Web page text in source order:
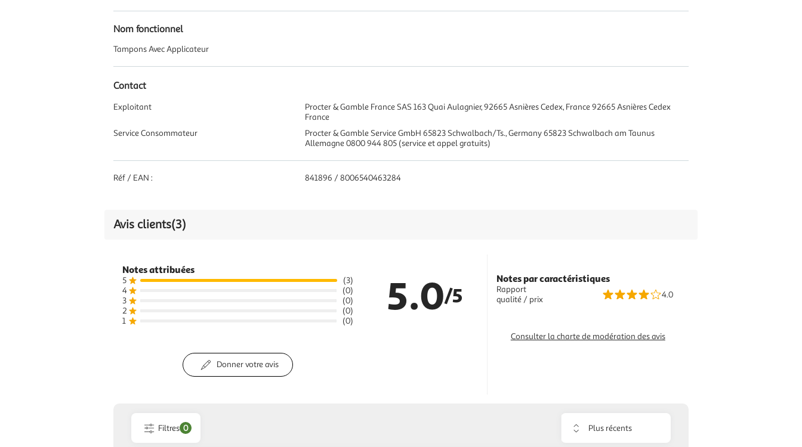
Nom fonctionnel
Tampons Avec Applicateur
Contact
Exploitant
Procter & Gamble France SAS 163 Quai Aulagnier, 92665 Asnières Cedex, France 92665 Asnières Cedex
France
Service Consommateur
Procter & Gamble Service GmbH 65823 Schwalbach/Ts., Germany 65823 Schwalbach am Taunus
Allemagne 0800 944 805 (service et appel gratuits)
Réf / EAN : 841896 / 8006540463284
Avis clients(3)
Notes attribuées
5
(3)
4
(0)
3
(0)
2
(0)
1
(0)
5.0/5
Donner votre avis
Notes par caractéristiques
Rapport
qualité / prix
4.0
Consulter la charte de modération des avis
Filtres 0
Trier